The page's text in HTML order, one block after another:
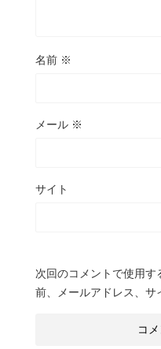
名前 ※
メール ※
サイト
次回のコメントで使用す
前、メールアドレス、サ